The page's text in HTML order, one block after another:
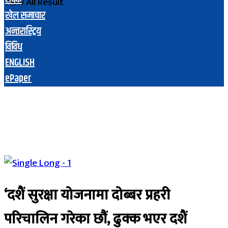
खेल समाचार
अन्तरास्ट्रिय
विविध
ENGLISH
ePaper
‘दशैं सुरक्षा योजनामा दोब्बर प्रहरी
परिचालिन गरेका छौं, ढुक्क भएर दशैं